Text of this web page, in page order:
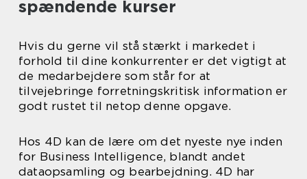
spændende kurser
Hvis du gerne vil stå stærkt i markedet i
forhold til dine konkurrenter er det vigtigt at
de medarbejdere som står for at
tilvejebringe forretningskritisk information er
godt rustet til netop denne opgave.
Hos 4D kan de lære om det nyeste nye inden
for Business Intelligence, blandt andet
dataopsamling og bearbejdning. 4D har